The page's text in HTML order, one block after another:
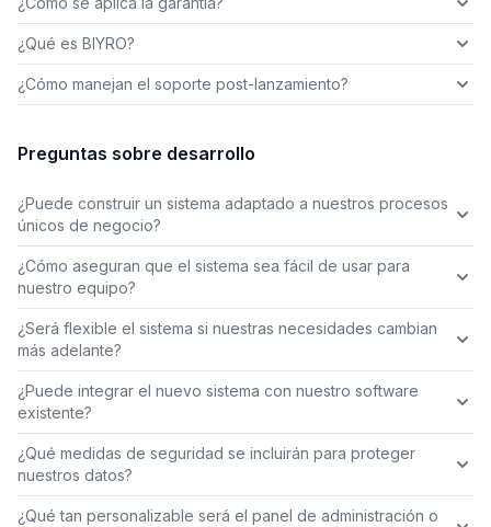
¿Qué es BIYRO?
¿Cómo manejan el soporte post-lanzamiento?
Preguntas sobre desarrollo
¿Puede construir un sistema adaptado a nuestros procesos
únicos de negocio?
¿Cómo aseguran que el sistema sea fácil de usar para
nuestro equipo?
¿Será flexible el sistema si nuestras necesidades cambian
más adelante?
¿Puede integrar el nuevo sistema con nuestro software
existente?
¿Qué medidas de seguridad se incluirán para proteger
nuestros datos?
¿Qué tan personalizable será el panel de administración o